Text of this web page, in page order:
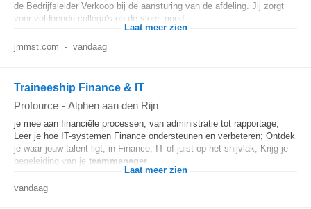
de Bedrijfsleider Verkoop bij de aansturing van de afdeling. Jij zorgt
voor voldoende collega's op de vloer, goed...
Laat meer zien
jmmst.com - vandaag
Traineeship Finance & IT
Profource - Alphen aan den Rijn
je mee aan financiële processen, van administratie tot rapportage;
Leer je hoe IT-systemen Finance ondersteunen en verbeteren; Ontdek
je waar jouw talent ligt, in Finance, IT of juist op het snijvlak; Krijg je
begeleiding van je teammanager
Laat meer zien
vandaag